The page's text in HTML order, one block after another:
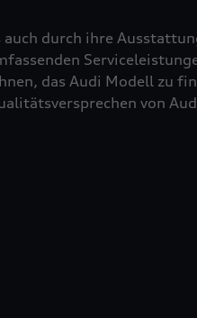
durch ihre
das Audi Modell zu
von